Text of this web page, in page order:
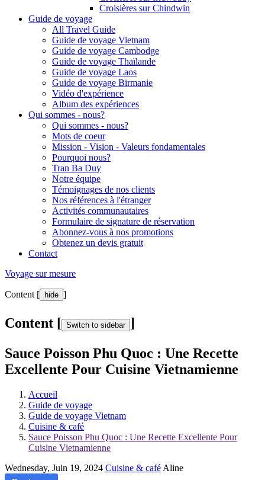
Croisières sur Chindwin
Guide de voyage
All Travel Guide
Guide de voyage Vietnam
Guide de voyage Cambodge
Guide de voyage Thaïlande
Guide de voyage Laos
Guide de voyage Birmanie
Vidéo d'expérience
Album des expériences
Qui sommes - nous?
Qui sommes - nous?
Mots de coeur
Mission - Vision - Valeurs fondamentales
Pourquoi nous?
Tran Ba Duy
Notre équipe
Témoignages de nos clients
Nos références à l'étranger
Activités communautaires
Formulaire de signature de réservation
Abonnez-vous à nos promotions
Obtenez un devis gratuit
Contact
Voyage sur mesure
Content [ hide ]
Content [ Switch to sidebar ]
Sauce Poisson Phu Quoc : Une Recette
Excellente Pour Cuisine Vietnamienne
Accueil
Guide de voyage
Guide de voyage Vietnam
Cuisine & café
Sauce Poisson Phu Quoc : Une Recette Excellente Pour
Cuisine Vietnamienne
Wednesday, Juin 19, 2024 Cuisine & café Aline